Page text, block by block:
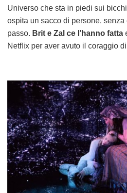
Universo che sta in piedi sui
ospita un sacco di persone,
passo. Brit e Zal ce l’hanno fatta
Netflix per aver avuto il coraggio